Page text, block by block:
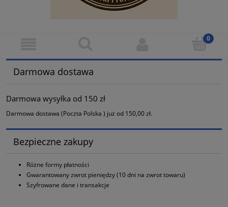
Darmowa dostawa
Darmowa wysyłka od 150 zł
Darmowa dostawa (Poczta Polska ) już od 150,00 zł.
Bezpieczne zakupy
Różne formy płatności
Gwarantowany zwrot pieniędzy (10 dni na zwrot towaru)
Szyfrowane dane i transakcje